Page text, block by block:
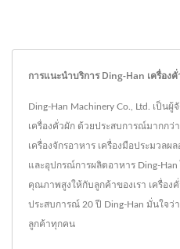
การแนะนำบริการ Ding-Han เครื่อง
Ding-Han Machinery Co., Ltd. เป็น
เครื่องคั่วผัก ด้วยประสบการณ์มากกว่
เครื่องจักรอาหาร เครื่องมือประมวลผ
และอุปกรณ์การผลิตอาหาร Ding-
คุณภาพสูงให้กับลูกค้าของเรา เครื่อง
ประสบการณ์ 20 ปี Ding-Han มั่นใจว่
ลูกค้าทุกคน